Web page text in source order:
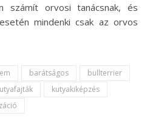
számít orvosi tanácsnak, és
mindenki csak az orvos
barátságos
bullterrier
kutyakiképzés